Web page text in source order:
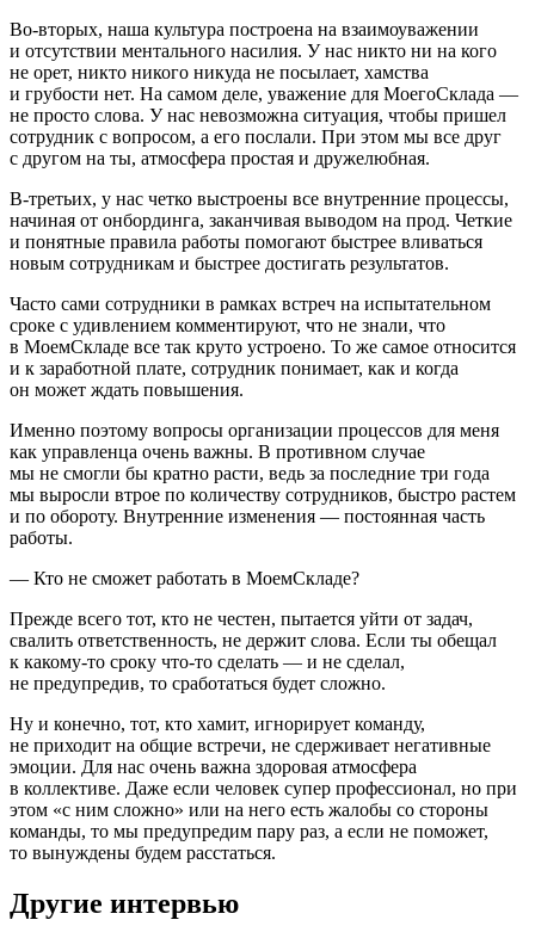
Во-вторых, наша культура построена на взаимоуважении
и отсутствии ментального насилия. У нас никто ни на кого
не орет, никто никого никуда не посылает, хамства
и грубости нет. На самом деле, уважение для МоегоСклада —
не просто слова. У нас невозможна ситуация, чтобы пришел
сотрудник с вопросом, а его послали. При этом мы все друг
с другом на ты, атмосфера простая и дружелюбная.
В-третьих, у нас четко выстроены все внутренние процессы,
начиная от онбординга, заканчивая выводом на прод. Четкие
и понятные правила работы помогают быстрее вливаться
новым сотрудникам и быстрее достигать результатов.
Часто сами сотрудники в рамках встреч на испытательном
сроке с удивлением комментируют, что не знали, что
в МоемСкладе все так круто устроено. То же самое относится
и к заработной плате, сотрудник понимает, как и когда
он может ждать повышения.
Именно поэтому вопросы организации процессов для меня
как управленца очень важны. В противном случае
мы не смогли бы кратно расти, ведь за последние три года
мы выросли втрое по количеству сотрудников, быстро растем
и по обороту. Внутренние изменения — постоянная часть
работы.
— Кто не сможет работать в МоемСкладе?
Прежде всего тот, кто не честен, пытается уйти от задач,
свалить ответственность, не держит слова. Если ты обещал
к какому-то сроку что-то сделать — и не сделал,
не предупредив, то сработаться будет сложно.
Ну и конечно, тот, кто хамит, игнорирует команду,
не приходит на общие встречи, не сдерживает негативные
эмоции. Для нас очень важна здоровая атмосфера
в коллективе. Даже если человек супер профессионал, но при
этом «с ним сложно» или на него есть жалобы со стороны
команды, то мы предупредим пару раз, а если не поможет,
то вынуждены будем расстаться.
Другие интервью